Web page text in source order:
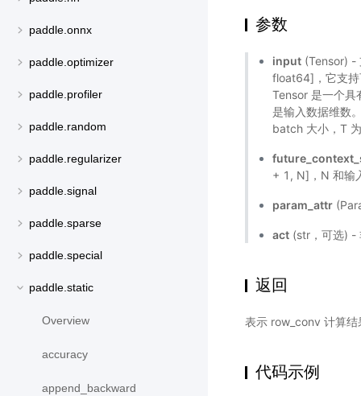
paddle.onnx
paddle.optimizer
paddle.profiler
paddle.random
paddle.regularizer
paddle.signal
paddle.sparse
paddle.special
paddle.static
Overview
accuracy
append_backward
参数
input (Tensor) -
float64]，它支持
Tensor 是一个
是输入数据维数
batch 大小，T
+ 1, N]，N 和输
param_attr
act (str，可选) -
返回
表示 row_conv 计算
代码示例